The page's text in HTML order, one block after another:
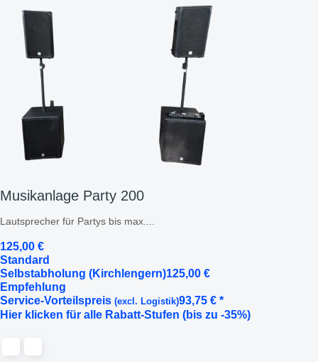
Musikanlage Party 200
Lautsprecher für Partys bis max....
125,00 €
Standard
Selbstabholung (Kirchlengern)125,00 €
Empfehlung
Service-Vorteilspreis (excl. Logistik)93,75 € *
Hier klicken für alle Rabatt-Stufen (bis zu -35%)